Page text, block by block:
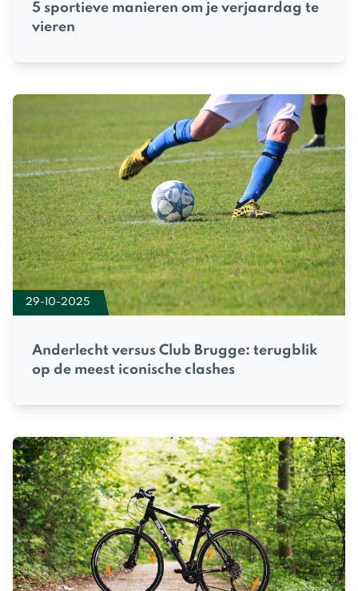
5 sportieve manieren om je verjaardag te
vieren
29-10-2025
Anderlecht versus Club Brugge: terugblik
op de meest iconische clashes